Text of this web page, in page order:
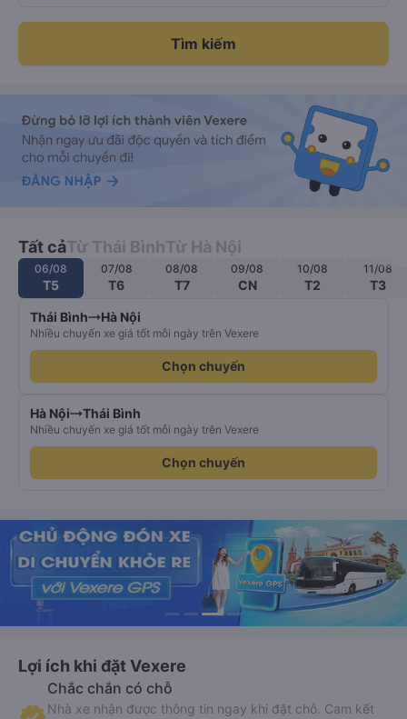
Tìm kiếm
Tất cảTừ Thái BìnhTừ Hà Nội
06/08
T5
07/08
T6
08/08
T7
09/08
CN
10/08
T2
11/08
T3
Thái Bình Hà Nội
Nhiều chuyến xe giá tốt mỗi ngày trên Vexere
Chọn chuyến
Hà Nội Thái Bình
Nhiều chuyến xe giá tốt mỗi ngày trên Vexere
Chọn chuyến
Lợi ích khi đặt Vexere
Chắc chắn có chỗ
Nhà xe nhận được thông tin ngay khi đặt chỗ. Cam kết